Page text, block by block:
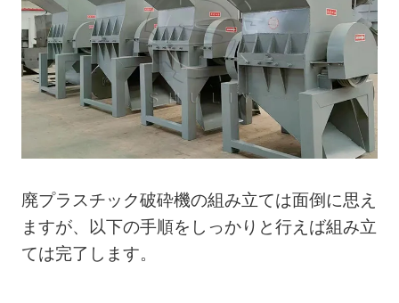
廃プラスチック破砕機の組み立ては面倒に思え
ますが、以下の手順をしっかりと行えば組み立
ては完了します。